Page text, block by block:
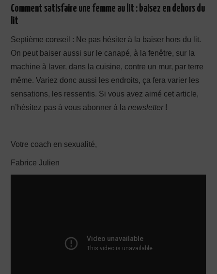
Comment satisfaire une femme au lit : baisez en dehors du
lit
Septième conseil : Ne pas hésiter à la baiser hors du lit.
On peut baiser aussi sur le canapé, à la fenêtre, sur la
machine à laver, dans la cuisine, contre un mur, par terre
même. Variez donc aussi les endroits, ça fera varier les
sensations, les ressentis. Si vous avez aimé cet article,
n’hésitez pas à vous abonner à lanewsletter!
Votre coach en sexualité,
Fabrice Julien